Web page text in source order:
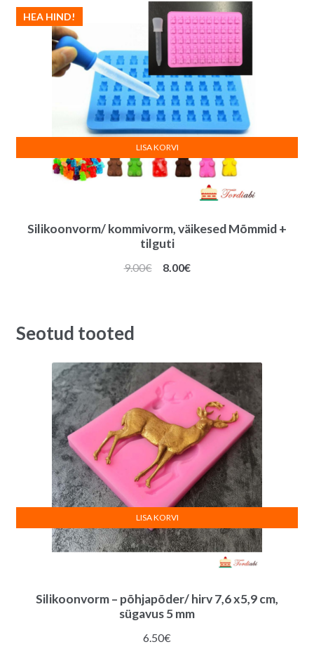
Silikoonvorm/ kommivorm, väikesed Mõmmid +
tilguti
HEA HIND!
9.00€
Algne
8.00€Praegune
LISA KORVI
Seotud tooted
Silikoonvorm – põhjapõder/ hirv 7,6 x5,9 cm,
sügavus 5 mm
6.50€
LISA KORVI